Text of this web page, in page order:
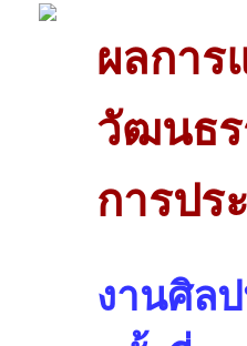
ผลการ
วัฒนธ
การปร
งานศิล